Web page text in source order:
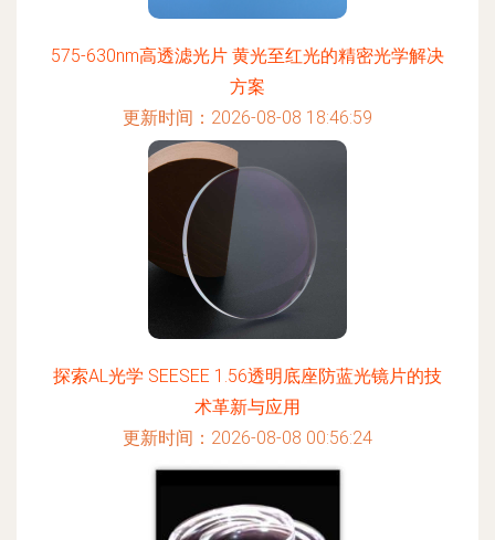
575-630nm高透滤光片 黄光至红光的精密光学解决
方案
更新时间：2026-08-08 18:46:59
探索AL光学 SEESEE 1.56透明底座防蓝光镜片的技
术革新与应用
更新时间：2026-08-08 00:56:24